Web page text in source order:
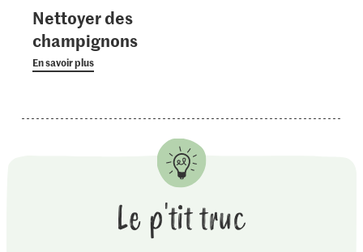
Nettoyer des
champignons
En savoir plus
Le p'tit truc